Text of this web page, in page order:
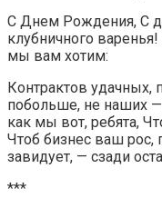
С Днем Рождения, С
клубничного
мы вам хотим:
Контрактов удачных,
побольше, не наших
как мы вот, ребята,
Чтоб бизнес ваш рос,
завидует, — сзади
***